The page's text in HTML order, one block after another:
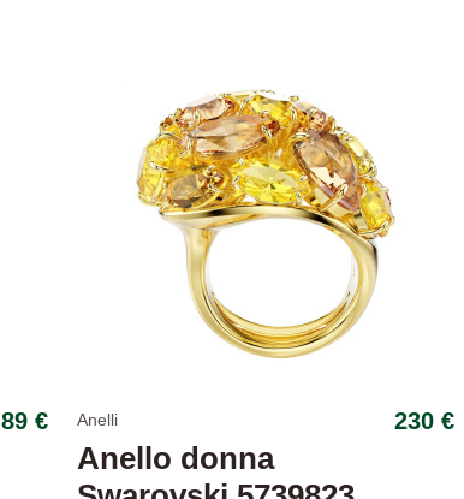
89 € Anelli 230 €
Anello donna